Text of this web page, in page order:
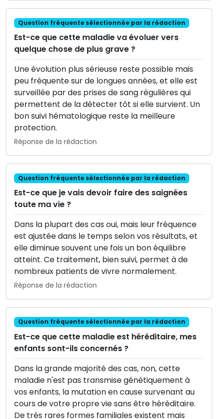
Question fréquente sélectionnée par la rédaction
Est-ce que cette maladie va évoluer vers
quelque chose de plus grave ?
Une évolution plus sérieuse reste possible mais
peu fréquente sur de longues années, et elle est
surveillée par des prises de sang régulières qui
permettent de la détecter tôt si elle survient. Un
bon suivi hématologique reste la meilleure
protection.
Réponse de la rédaction
Question fréquente sélectionnée par la rédaction
Est-ce que je vais devoir faire des saignées
toute ma vie ?
Dans la plupart des cas oui, mais leur fréquence
est ajustée dans le temps selon vos résultats, et
elle diminue souvent une fois un bon équilibre
atteint. Ce traitement, bien suivi, permet à de
nombreux patients de vivre normalement.
Réponse de la rédaction
Question fréquente sélectionnée par la rédaction
Est-ce que cette maladie est héréditaire, mes
enfants sont-ils concernés ?
Dans la grande majorité des cas, non, cette
maladie n'est pas transmise génétiquement à
vos enfants, la mutation en cause survenant au
cours de votre propre vie sans être héréditaire.
De très rares formes familiales existent mais